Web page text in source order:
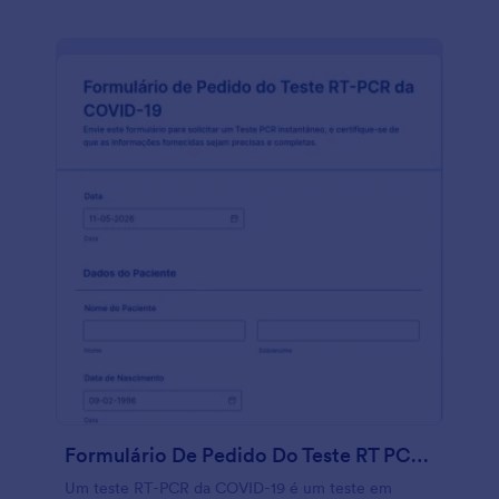
sem a necessidade de conhecimentos de
programação. Use este modelo como base e crie
agora mesmo seu próprio questionário de triagem
Formulário De Pedido Do Teste RT PCR Da COVID 19
Um teste RT-PCR da COVID-19 é um teste em